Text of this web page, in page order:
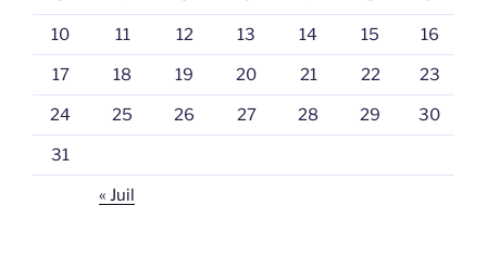
10 11 12 13 14 15 16
17 18 19 20 21 22 23
24 25 26 27 28 29 30
31
« Juil